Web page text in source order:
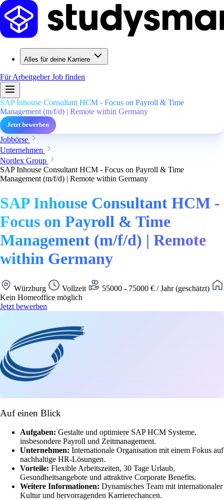
Alles für deine Karriere
Für ArbeitgeberJob finden
SAP Inhouse Consultant HCM - Focus on Payroll & Time
Management (m/f/d) | Remote within Germany
Jetzt bewerben
Jobbörse
Unternehmen
Nordex Group
SAP Inhouse Consultant HCM - Focus on Payroll & Time
Management (m/f/d) | Remote within Germany
SAP Inhouse Consultant HCM -
Focus on Payroll & Time
Management (m/f/d) | Remote
within Germany
Würzburg Vollzeit
55000 - 75000 € / Jahr (geschätzt)
Kein Homeoffice möglich
Jetzt bewerben
Auf einen Blick
Aufgaben: Gestalte und optimiere SAP HCM Systeme,
insbesondere Payroll und Zeitmanagement.
Unternehmen: Internationale Organisation mit einem Fokus auf
nachhaltige HR-Lösungen.
Vorteile: Flexible Arbeitszeiten, 30 Tage Urlaub,
Gesundheitsangebote und attraktive Corporate Benefits.
Weitere Informationen: Dynamisches Team mit internationaler
Kultur und hervorragenden Karrierechancen.